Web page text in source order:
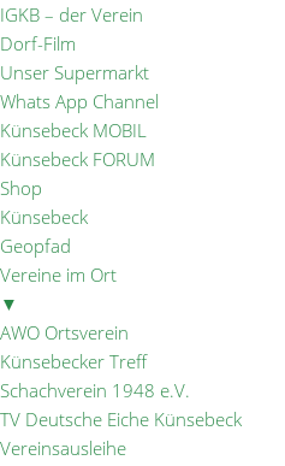
IGKB – der Verein
Dorf-Film
Unser Supermarkt
Whats App Channel
Künsebeck MOBIL
Künsebeck FORUM
Shop
Künsebeck
Geopfad
Vereine im Ort
▼
AWO Ortsverein
Künsebecker Treff
Schachverein 1948 e.V.
TV Deutsche Eiche Künsebeck
Vereinsausleihe